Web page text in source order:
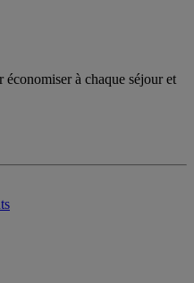
à chaque séjour et